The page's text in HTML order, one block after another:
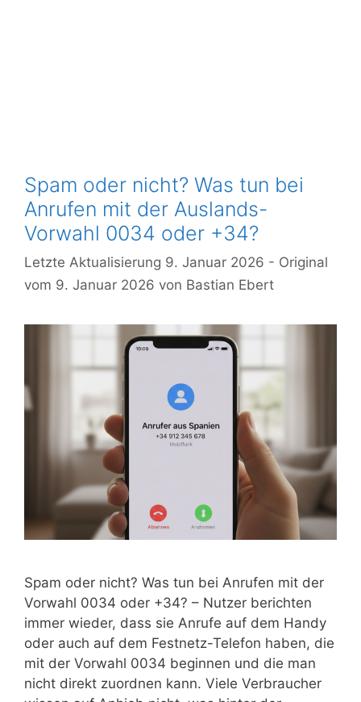
Spam oder nicht? Was tun bei
Anrufen mit der Auslands-
Vorwahl 0034 oder +34?
9. Januar 2026
9. Januar 2026 von Bastian Ebert
Spam oder nicht? Was tun bei Anrufen mit der
Vorwahl 0034 oder +34? – Nutzer berichten
immer wieder, dass sie Anrufe auf dem Handy
oder auch auf dem Festnetz-Telefon haben, die
mit der Vorwahl 0034 beginnen und die man
nicht direkt zuordnen kann. Viele Verbraucher